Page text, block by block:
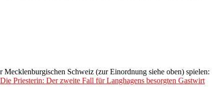
Schweiz (zur Einordnung siehe oben) spielen:
Die Priesterin: Der zweite Fall für Langhagens besorgten Gastwirt